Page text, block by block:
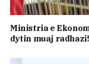
Ministria e
dytin muaj radhazi!